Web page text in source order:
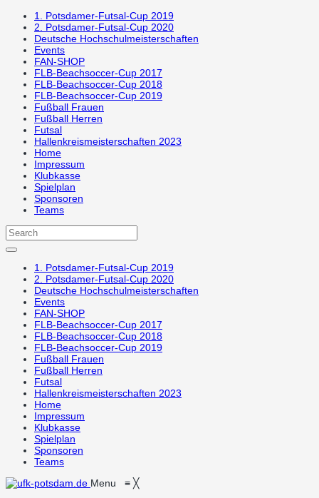
1. Potsdamer-Futsal-Cup 2019
2. Potsdamer-Futsal-Cup 2020
Deutsche Hochschulmeisterschaften
Events
FAN-SHOP
FLB-Beachsoccer-Cup 2017
FLB-Beachsoccer-Cup 2018
FLB-Beachsoccer-Cup 2019
Fußball Frauen
Fußball Herren
Futsal
Hallenkreismeisterschaften 2023
Home
Impressum
Klubkasse
Spielplan
Sponsoren
Teams
1. Potsdamer-Futsal-Cup 2019
2. Potsdamer-Futsal-Cup 2020
Deutsche Hochschulmeisterschaften
Events
FAN-SHOP
FLB-Beachsoccer-Cup 2017
FLB-Beachsoccer-Cup 2018
FLB-Beachsoccer-Cup 2019
Fußball Frauen
Fußball Herren
Futsal
Hallenkreismeisterschaften 2023
Home
Impressum
Klubkasse
Spielplan
Sponsoren
Teams
Menu ≡ ╳